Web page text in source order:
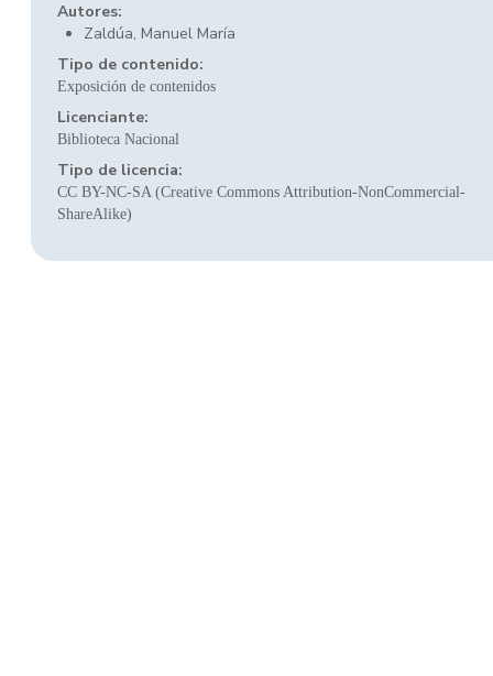
Autores:
Zaldúa, Manuel María
Tipo de contenido:
Exposición de contenidos
Licenciante:
Biblioteca Nacional
Tipo de licencia:
CC BY-NC-SA (Creative Commons Attribution-NonCommercial-
ShareAlike)